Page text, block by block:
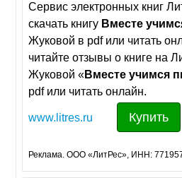
Сервис электронных книг
скачать книгу Вместе
Жуковой в pdf или читать
читайте отзывы о книге на
Жуковой «Вместе учимся
pdf или читать онлайн.
www.litres.ru Купить
Реклама. ООО «ЛитРес», ИНН: